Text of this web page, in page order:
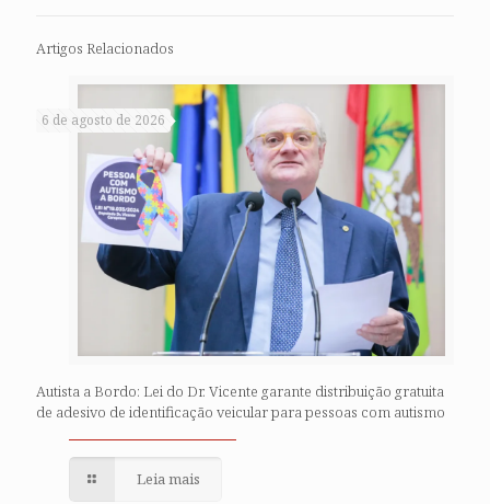
Artigos Relacionados
6 de agosto de 2026
Autista a Bordo: Lei do Dr. Vicente garante distribuição gratuita
de adesivo de identificação veicular para pessoas com autismo
Leia mais